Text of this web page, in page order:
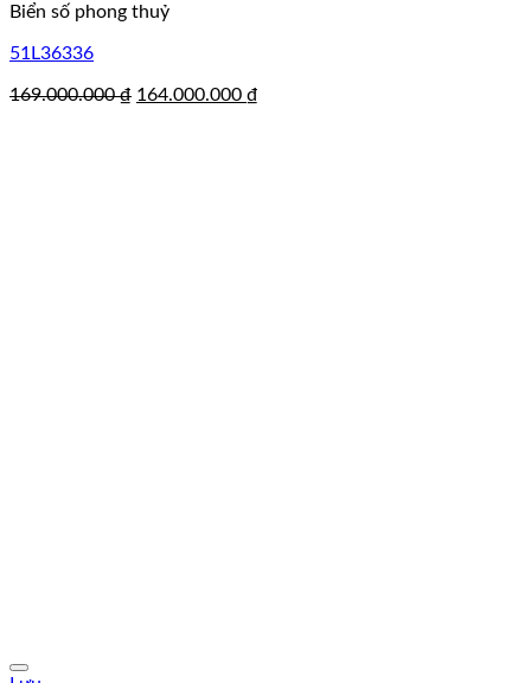
Biển số phong thuỷ
51L36336
169.000.000₫ Giá
164.000.000 ₫